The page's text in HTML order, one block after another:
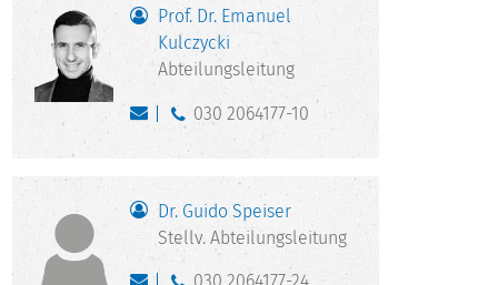
Prof. Dr. Emanuel
Kulczycki
Abteilungsleitung
030 2064177-10
Dr. Guido Speiser
Stellv. Abteilungsleitung